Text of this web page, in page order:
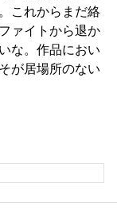
これからまだ絡
ァイトから退か
な。作品におい
が居場所のない